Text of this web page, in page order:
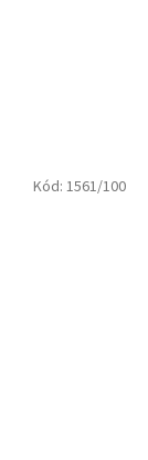
Kód: 1561/100